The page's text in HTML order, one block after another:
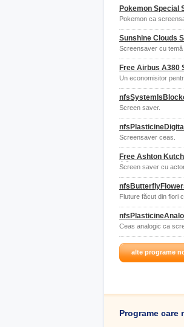
Pokemon Special
Pokemon ca
Sunshine Clouds
Screensaver cu temă
Free Airbus A380
Un economisitor
Screen saver.
Screensaver ceas.
Free Ashton
4.0
Screen saver cu
Fluture făcut din flori
Ceas analogic ca
alte programe
Programe care